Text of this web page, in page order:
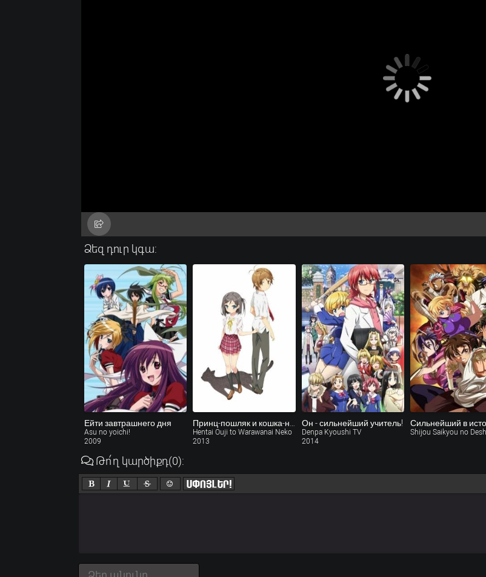
Ձեզ դուր կգա:
Ейти завтрашнего дня
Asu no yoichi!
2009
Hentai Ouji to Warawanai Neko
2013
Он - сильнейший учитель!
Denpa Kyoushi TV
2014
Թո՛ղ կարծիքդ(0):